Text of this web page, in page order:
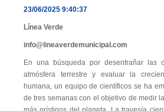
23/06/2025 9:40:37
Línea Verde
info@lineaverdemunicipal.com
En una búsqueda por desentrañar las
atmósfera terrestre y evaluar la
humana, un equipo de científicos se ha
de tres semanas con el objetivo de medir